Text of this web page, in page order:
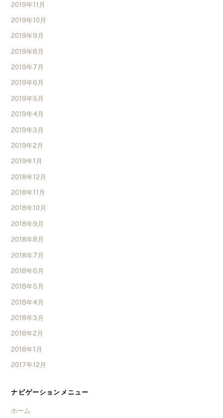
2019年11月
2019年10月
2019年9月
2019年8月
2019年7月
2019年6月
2019年5月
2019年4月
2019年3月
2019年2月
2019年1月
2018年12月
2018年11月
2018年10月
2018年9月
2018年8月
2018年7月
2018年6月
2018年5月
2018年4月
2018年3月
2018年2月
2018年1月
2017年12月
ナビゲーションメニュー
ホーム